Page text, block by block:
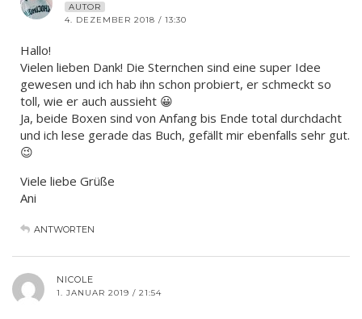
AUTOR
4. DEZEMBER 2018 / 13:30
Hallo!
Vielen lieben Dank! Die Sternchen sind eine super Idee
gewesen und ich hab ihn schon probiert, er schmeckt so
toll, wie er auch aussieht 😀
Ja, beide Boxen sind von Anfang bis Ende total durchdacht
und ich lese gerade das Buch, gefällt mir ebenfalls sehr gut.
😉
Viele liebe Grüße
Ani
ANTWORTEN
NICOLE
1. JANUAR 2019 / 21:54